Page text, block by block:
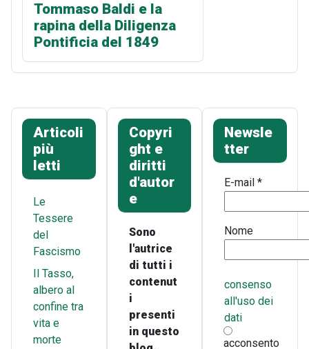
Tommaso Baldi e la
rapina della Diligenza
Pontificia del 1849
Articoli
più
letti
Le
Tessere
del
Fascismo
Il Tasso,
albero al
confine tra
vita e
morte
Copyri
ght e
diritti
d'autor
e
Sono
l'autrice
di tutti i
contenut
i
presenti
in questo
Newsle
tter
E-mail*
Nome
consenso
all'uso dei
dati
acconsento